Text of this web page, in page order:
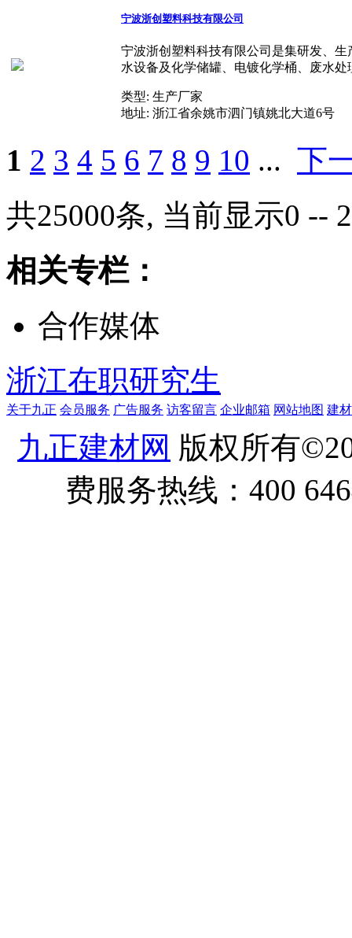
宁波浙创塑料科技有限公司
宁波浙创塑料科技有限公司是集研发、
水设备及化学储罐、电镀化学桶、废水
类型: 生产厂家
地址: 浙江省余姚市泗门镇姚北大道6号
1 2 3 4 5 6 7 8 9 10 ... 下
共25000条, 当前显示0 --
相关专栏：
合作媒体
浙江在职研究生
关于九正 会员服务 广告服务 访客留言 企业邮箱 网站地图 建
九正建材网 版权所有
费服务热线：400